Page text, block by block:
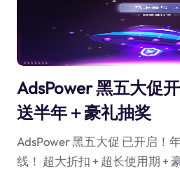
AdsPower 黑五大促
送半年＋豪礼抽奖
AdsPower 黑五大促 已开启！
线！ 超大折扣 + 超长使用期 +